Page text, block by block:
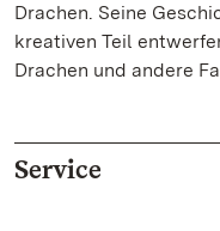
Drachen. Seine
kreativen Teil
Drachen und andere
Service